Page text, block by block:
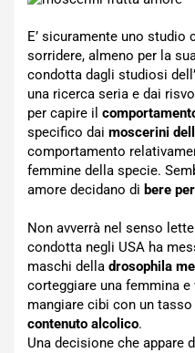
E’ sicuramente uno
sorridere, almeno per la
condotta dagli studiosi dell’
una ricerca seria e dai
per capire il
specifico dai moscerini
comportamento
femmine della specie.
amore decidano di bere
Non avverrà nel senso
condotta negli USA ha
maschi della drosophila
corteggiare una femmina
mangiare cibi con un
contenuto alcolico.
Una decisione che appare